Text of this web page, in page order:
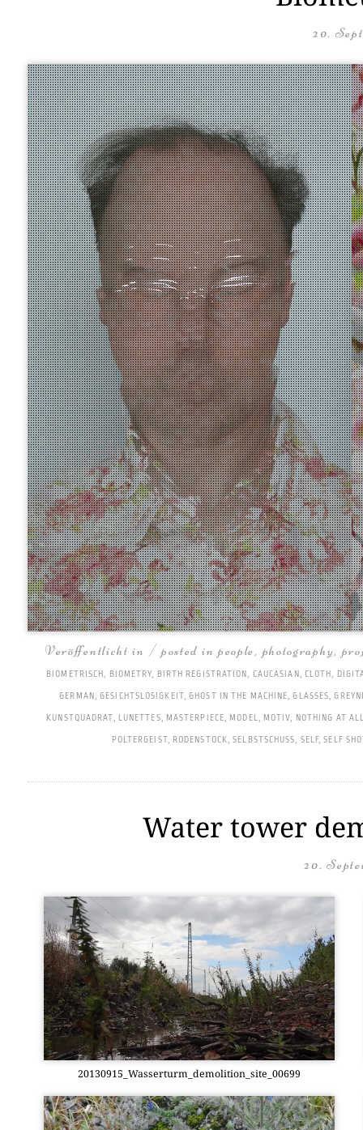
20.
Veröffentlicht in / posted in people, photography,
BIOMETRISCH, BIOMETRY, BIRTH REGISTRATION, CAUCASIAN, CLOTH,
GERMAN,GESICHTSLOSIGKEIT ,GHOST IN THE MACHINE,GLASSES,
KUNSTQUADRAT , LUNETTES, MASTERPIECE, MODEL, MOTIV, NOTHING AT
POLTERGEIST , RODENSTOCK,SELBSTSCHUSS , SELF,SELF
Water tower
20.
20130915_Wasserturm_demolition_site_00699